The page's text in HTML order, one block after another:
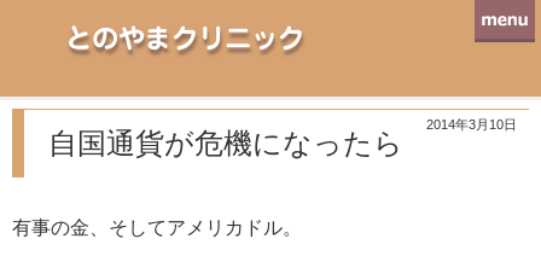
とのやまクリニック
2014年3月10日
自国通貨が危機になったら
有事の金、そしてアメリカドル。